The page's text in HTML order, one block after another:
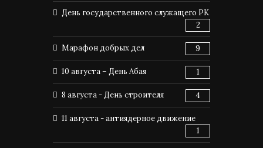
День государственного служащего РК
2
Марафон добрых дел 9
10 августа – День Абая 1
8 августа - День строителя 4
11 августа - антиядерное движение
1